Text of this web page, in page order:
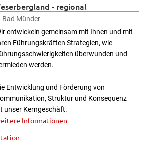
- regional
im Einsatz
Bad Münder
entwickeln gemeinsam mit Ihnen und mit
Führungskräften Strategien, wie
überwunden und
werden.
Entwicklung und Förderung von
Struktur und Konsequenz
unser Kerngeschäft.
Informationen